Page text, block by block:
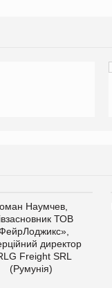
Наумчев,
ТОВ
директор
Freight SRL
(Румунія)